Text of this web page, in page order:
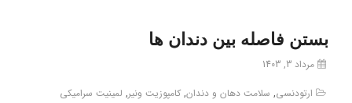
بستن فاصله بین دندان ها
مرداد 3, 1403
ارتودنسی, سلامت دهان و دندان, کامپوزیت ونیر, لمینیت سرامیکی